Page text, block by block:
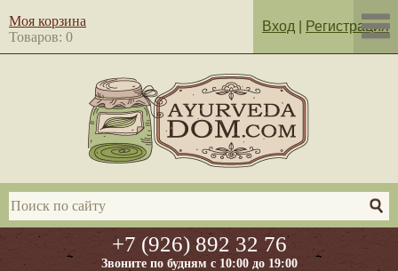
+7 (926) 892 32 76
Звоните по будням с 10:00 до 19:00
Моя корзина
Товаров: 0
Вход Регистрация